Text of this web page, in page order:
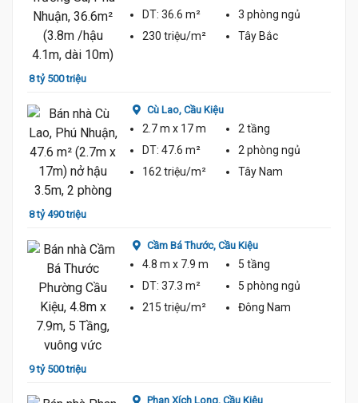
8 tỷ 500 triệu
DT: 36.6 m² 3 phòng ngủ
230 triệu/m²
Tây Bắc
8 tỷ 490 triệu
Cù Lao, Cầu Kiệu
2.7 m x 17 m
2 tầng
DT: 47.6 m² 2 phòng ngủ
162 triệu/m²
Tây Nam
9 tỷ 500 triệu
Cầm Bá Thước, Cầu Kiệu
4.8 m x 7.9 m
5 tầng
DT: 37.3 m² 5 phòng ngủ
215 triệu/m²
Đông Nam
Phan Xích Long, Cầu Kiệu